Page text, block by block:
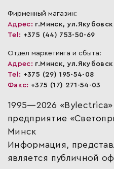
Фирменный магазин:
Адрес: г.Минск,
Tel: +375 (44) 753-50-69
Отдел маркетинга и сбыта:
Адрес: г.Минск,
Tel: +375 (29) 195-54-08
Факс: +375 (17) 271-54-03
1995—2026
предприятие
Минск
Информация,
является публичной